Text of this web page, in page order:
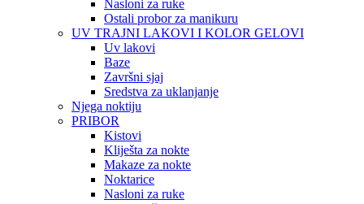
Nasloni za ruke
Ostali probor za manikuru
UV TRAJNI LAKOVI I KOLOR GELOVI
Uv lakovi
Baze
Završni sjaj
Sredstva za uklanjanje
Njega noktiju
PRIBOR
Kistovi
Kliješta za nokte
Makaze za nokte
Noktarice
Nasloni za ruke